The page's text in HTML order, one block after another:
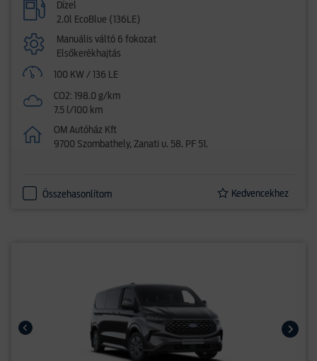
Dízel
2.0l EcoBlue (136LE)
Manuális váltó 6 fokozat
Elsőkerékhajtás
100 KW / 136 LE
CO2: 198.0 g/km
7.5 l/100 km
OM Autóház Kft
9700 Szombathely, Zanati u. 58. PF 51.
Összehasonlítom Kedvencekhez